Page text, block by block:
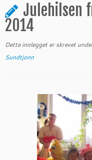
Julehilsen
2014
Dette innlegget er skrevet
Sundtjonn